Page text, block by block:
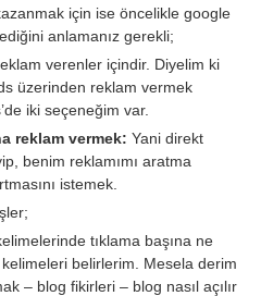
için ise öncelikle google
anlamanız gerekli;
verenler içindir. Diyelim ki
üzerinden reklam vermek
iki seçeneğim var.
reklam vermek: Yani direkt
benim reklamımı aratma
istemek.
tıklama başına ne
belirlerim. Mesela derim
– blog fikirleri – blog nasıl açılır